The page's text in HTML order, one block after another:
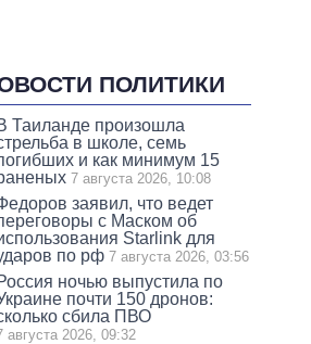
ПОЛИТИКИ
Таиланде произошла
в школе, семь
и как минимум 15
7 августа 2026, 10:08
заявил, что ведет
с Маском об
Starlink для
по рф 7 августа 2026, 03:56
ночью выпустила по
почти 150 дронов:
сбила ПВО
августа 2026, 09:32